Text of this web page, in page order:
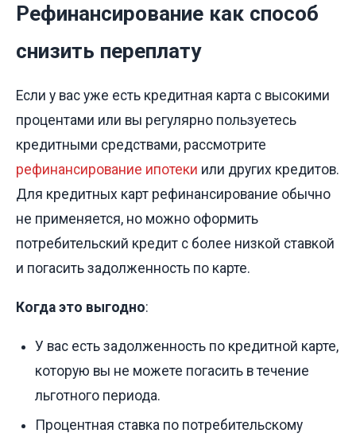
Рефинансирование как способ
снизить переплату
Если у вас уже есть кредитная карта с высокими
процентами или вы регулярно пользуетесь
кредитными средствами, рассмотрите
рефинансирование ипотеки или других кредитов.
Для кредитных карт рефинансирование обычно
не применяется, но можно оформить
потребительский кредит с более низкой ставкой
и погасить задолженность по карте.
Когда это выгодно:
У вас есть задолженность по кредитной карте,
которую вы не можете погасить в течение
льготного периода.
Процентная ставка по потребительскому